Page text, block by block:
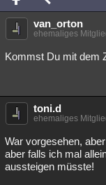
meine Rubriken
Menschen
Spiritualität
weitere Rubriken
Philosophie
Astronomie
van_orton
ehemaliges
Kommst Du mit dem
toni.d
ehemaliges
War vorgesehen,
aber falls ich mal
aussteigen müsste!